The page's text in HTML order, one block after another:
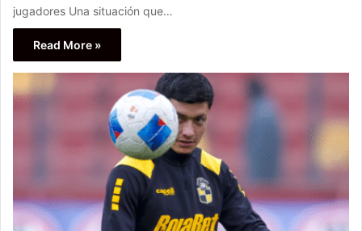
jugadores Una situación que…
Read More »